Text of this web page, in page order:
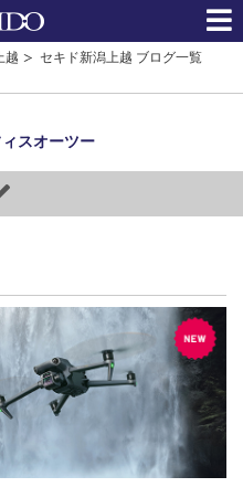
越
セキド新潟上越 ブログ一覧
スオーツー